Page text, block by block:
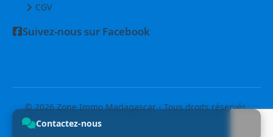
CGV
Suivez-nous sur Facebook
© 2026 Zone Immo Madagascar - Tous droits réservés.
Contactez-nous